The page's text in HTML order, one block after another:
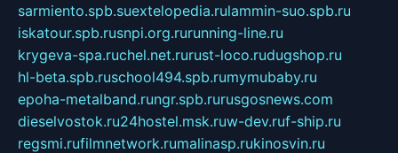
sarmiento.spb.suextelopedia.rulammin-suo.spb.ru
iskatour.spb.rusnpi.org.rurunning-line.ru
krygeva-spa.ruchel.net.rurust-loco.rudugshop.ru
hl-beta.spb.ruschool494.spb.rumymubaby.ru
epoha-metalband.rungr.spb.rurusgosnews.com
dieselvostok.ru24hostel.msk.ruw-dev.ruf-ship.ru
regsmi.rufilmnetwork.rumalinasp.rukinosvin.ru